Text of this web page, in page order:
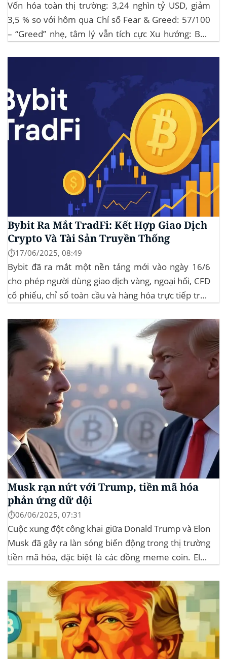
Vốn hóa toàn thị trường: 3,24 nghìn tỷ USD, giảm
3,5 % so với hôm qua Chỉ số Fear & Greed: 57/100
– “Greed” nhẹ, tâm lý vẫn tích cực Xu hướng: BTC
Bybit Ra Mắt TradFi: Kết Hợp Giao Dịch
Crypto Và Tài Sản Truyền Thống
⏱️17/06/2025, 08:49
Bybit đã ra mắt một nền tảng mới vào ngày 16/6
cho phép người dùng giao dịch vàng, ngoại hối, CFD
cổ phiếu, chỉ số toàn cầu và hàng hóa trực tiếp trên
giao dịch tiền mã hóa...
Musk rạn nứt với Trump, tiền mã hóa
phản ứng dữ dội
⏱️06/06/2025, 07:31
Cuộc xung đột công khai giữa Donald Trump và Elon
Musk đã gây ra làn sóng biến động trong thị trường
tiền mã hóa, đặc biệt là các đồng meme coin. Elon
Government Efficiency) và chỉ trích dự luật “Big
Beautiful Bill” của Trump,...